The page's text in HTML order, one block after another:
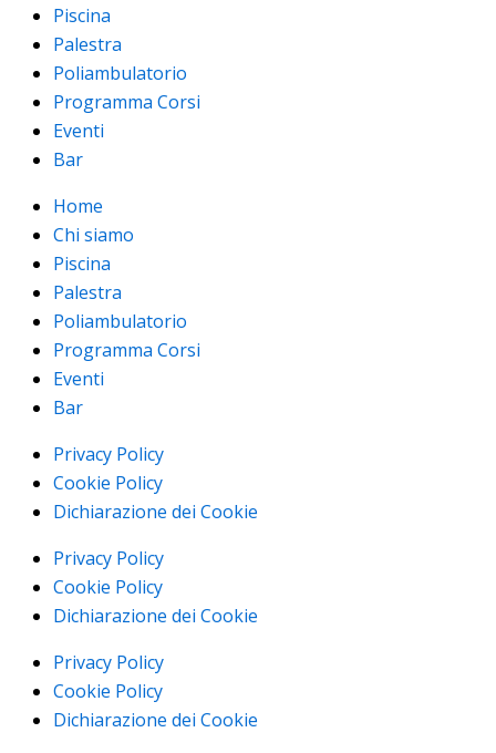
Piscina
Palestra
Poliambulatorio
Programma Corsi
Eventi
Bar
Home
Chi siamo
Piscina
Palestra
Poliambulatorio
Programma Corsi
Eventi
Bar
Privacy Policy
Cookie Policy
Dichiarazione dei Cookie
Privacy Policy
Cookie Policy
Dichiarazione dei Cookie
Privacy Policy
Cookie Policy
Dichiarazione dei Cookie